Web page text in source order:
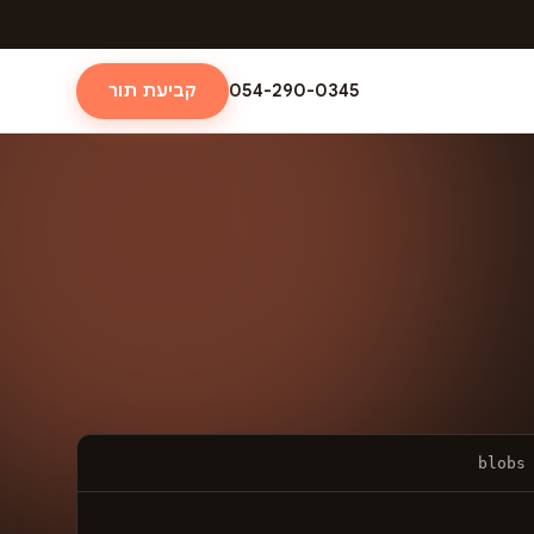
054-290-0345 קביעת תור
blobs